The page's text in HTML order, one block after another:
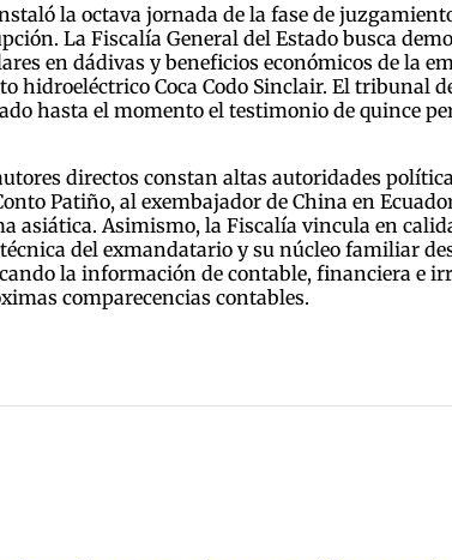
la octava jornada de la fase de
La Fiscalía General del Estado busca
en dádivas y beneficios económicos de la
hidroeléctrico Coca Codo Sinclair. El tribunal
hasta el momento el testimonio de quince
directos constan altas autoridades
Patiño, al exembajador de China en
asiática. Asimismo, la Fiscalía vincula en
del exmandatario y su núcleo familiar
la información de contable, financiera e
comparecencias contables.